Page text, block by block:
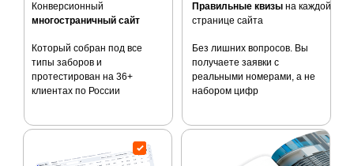
Конверсионный
многостраничный сайт
Правильные квизы на каждой
странице сайта
Который собран под все
типы заборов и
протестирован на 36+
клиентах по России
Без лишних вопросов. Вы
получаете заявки с
реальными номерами, а не
набором цифр